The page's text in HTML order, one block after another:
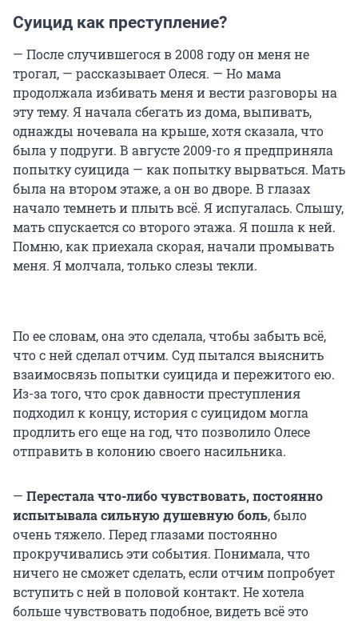
Суицид как преступление?
— После случившегося в 2008 году он меня не
трогал, — рассказывает Олеся. — Но мама
продолжала избивать меня и вести разговоры на
эту тему. Я начала сбегать из дома, выпивать,
однажды ночевала на крыше, хотя сказала, что
была у подруги. В августе 2009-го я предприняла
попытку суицида — как попытку вырваться. Мать
была на втором этаже, а он во дворе. В глазах
начало темнеть и плыть всё. Я испугалась. Слышу,
мать спускается со второго этажа. Я пошла к ней.
Помню, как приехала скорая, начали промывать
меня. Я молчала, только слезы текли.
По ее словам, она это сделала, чтобы забыть всё,
что с ней сделал отчим. Суд пытался выяснить
взаимосвязь попытки суицида и пережитого ею.
Из-за того, что срок давности преступления
подходил к концу, история с суицидом могла
продлить его еще на год, что позволило Олесе
отправить в колонию своего насильника.
— Перестала что-либо чувствовать, постоянно
испытывала сильную душевную боль, было
очень тяжело. Перед глазами постоянно
прокручивались эти события. Понимала, что
ничего не сможет сделать, если отчим попробует
вступить с ней в половой контакт. Не хотела
больше чувствовать подобное, видеть всё это